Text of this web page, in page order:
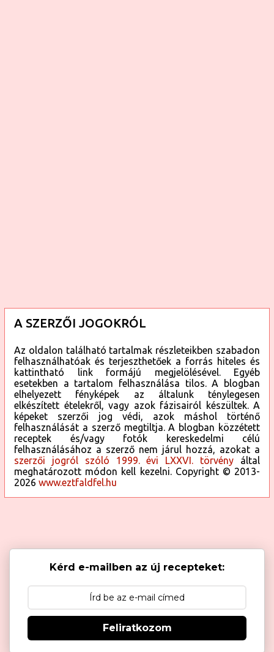
A SZERZŐI JOGOKRÓL
Az oldalon található tartalmak részleteikben szabadon
felhasználhatóak és terjeszthetőek a forrás hiteles és
kattintható link formájú megjelölésével. Egyéb
esetekben a tartalom felhasználása tilos. A blogban
elhelyezett fényképek az általunk ténylegesen
elkészített ételekről, vagy azok fázisairól készültek. A
képeket szerzői jog védi, azok máshol történő
felhasználását a szerző megtiltja. A blogban közzétett
receptek és/vagy fotók kereskedelmi célú
felhasználásához a szerző nem járul hozzá, azokat a
szerzői jogról szóló 1999. évi LXXVI. törvény által
meghatározott módon kell kezelni. Copyright © 2013-
2026 www.eztfaldfel.hu
Kérd e-mailben az új recepteket:
Feliratkozom